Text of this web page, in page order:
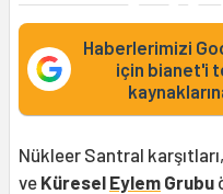
Haberlerimizi
için bianet'i
Nükleer Santral karşıtları,
ve Küresel Eylem Grubu